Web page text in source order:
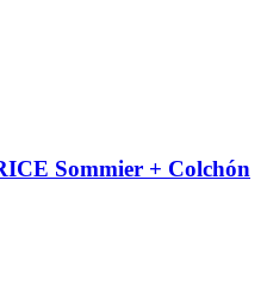
Sommier + Colchón